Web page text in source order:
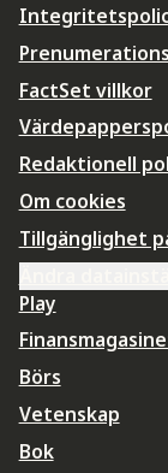
FactSet villkor
Redaktionell
Om cookies
Tillgänglighet
Play
Börs
Vetenskap
Bok